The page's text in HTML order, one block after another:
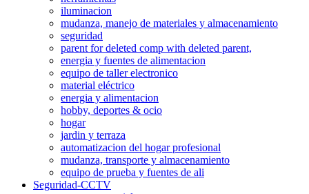
iluminacion
mudanza, manejo de materiales y almacenamiento
seguridad
parent for deleted comp with deleted parent,
energia y fuentes de alimentacion
equipo de taller electronico
material eléctrico
energia y alimentacion
hobby, deportes & ocio
hogar
jardin y terraza
automatizacion del hogar profesional
mudanza, transporte y almacenamiento
equipo de prueba y fuentes de ali
Seguridad-CCTV